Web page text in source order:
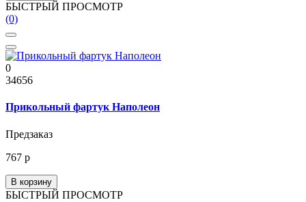
БЫСТРЫЙ ПРОСМОТР
(0)
0
34656
Прикольный фартук Наполеон
Предзаказ
767 р
В корзину
БЫСТРЫЙ ПРОСМОТР